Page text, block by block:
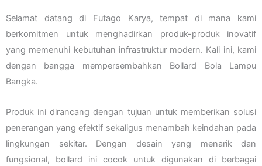
Selamat datang di Futago Karya, tempat di mana kami
berkomitmen untuk menghadirkan produk-produk inovatif
yang memenuhi kebutuhan infrastruktur modern. Kali ini, kami
dengan bangga mempersembahkan Bollard Bola Lampu
Bangka.
Produk ini dirancang dengan tujuan untuk memberikan solusi
penerangan yang efektif sekaligus menambah keindahan pada
lingkungan sekitar. Dengan desain yang menarik dan
fungsional, bollard ini cocok untuk digunakan di berbagai